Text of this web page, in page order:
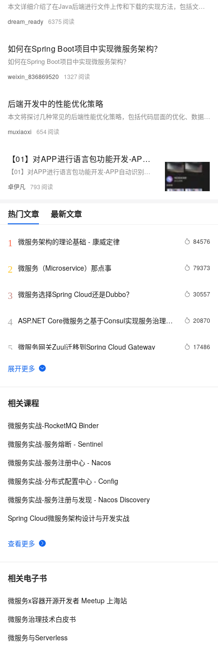
本文详细介绍了在Java后端进行文件上传和下载的实现方法，包括文件上传保存到本地的完整流程、文件下载的代码实现，以及如何处理文件预览、下载大小限制和运行失败的问题，并提供了完整的代码示例。
dream_ready 6375
如何在Spring Boot项目中实现微服务架构？
如何在Spring Boot项目中实现微服务架构？
weixin_836869520 1327
后端开发中的性能优化策略
本文将探讨几种常见的后端性能优化策略，包括代码层面的优化、数据库查询优化、缓存机制的应用以及负载均衡的实现。通过这些方法，开发者可以显著提升系统的响应速度和处理能力，从而提供更好的用户体验。
muxiaoxi 654
【01】对APP进行语言包功能开发-APP自动识别地区ip后分配对应的语言功能复杂吗？-成熟app项目语言包功能定制开发-前端以uniapp-基于vue.js后端以laravel基于php为例项目实战-优雅草卓伊凡
【01】对APP进行语言包功能开发-APP自动识别地区ip后分配对应的语言功能复杂吗？-成熟app项目语言包功能定制开发-前端以uniapp-基于vue.js后端以laravel基于php为例项目实战-优雅草卓伊凡
卓伊凡 793
热门文章 最新文章
1 微服务架构的理论基础 - 康威定律 84576
2 微服务（Microservice）那点事 79373
3 微服务选择Spring Cloud还是Dubbo？ 30557
4 ASP.NET Core微服务之基于Consul实现服务治理
20870
5 微服务网关Zuul迁移到Spring Cloud Gateway 17486
6 微服务架构下的事务一致性保证
7 微服务架构下，解决数据一致性问题的实践
8 微服务技术栈选型，看了这个别的可以不用看了
10微服务架构下分布式事务解决方案 —— 阿里GTS
相关课程
查看更多
微服务实战-RocketMQ Binder
微服务实战-服务熔断 - Sentinel
微服务实战-服务注册中心 - Nacos
微服务实战-分布式配置中心 - Config
微服务实战-服务注册与发现 - Nacos Discovery
Spring Cloud微服务架构设计与开发实战
相关电子书
微服务x容器开源开发者 Meetup 上海站
微服务治理技术白皮书
微服务与Serverless